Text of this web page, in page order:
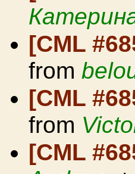
[CML
from
[CML
from
[CML